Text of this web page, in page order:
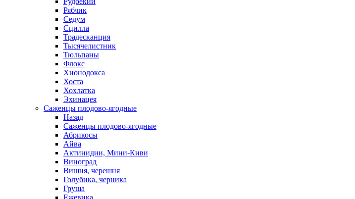
Рябчик
Седум
Сцилла
Традесканция
Тысячелистник
Тюльпаны
Флокс
Хионодокса
Хоста
Хохлатка
Эхинацея
Саженцы плодово-ягодные
Назад
Саженцы плодово-ягодные
Абрикосы
Айва
Актинидии, Мини-Киви
Виноград
Вишня, черешня
Голубика, черника
Груша
Ежевика